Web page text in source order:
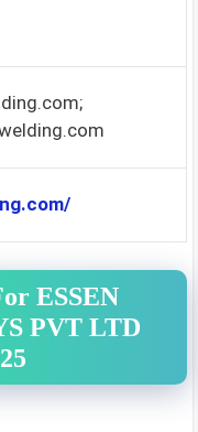
;
ESSEN
PVT LTD